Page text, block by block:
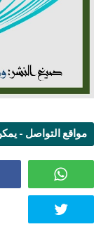
مواقع التواصل -